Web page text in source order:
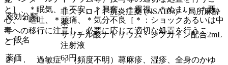
と］、＊眠気、＊不安、＊興奮、＊霧視、＊めまい、＊悪
心、＊嘔吐、＊頭痛、＊気分不良［＊：ショックあるいは中
毒への移行に注意し、必要に応じて適切な処置を行うこ
と］。
２）． 過敏症：（頻度不明）蕁麻疹、湿疹、全身のかゆ
薬効分類
非ステロイド抗炎症薬 (NSAIDs) ・局所麻酔
薬
一般名
サリチル酸ナトリウム・ジブカイン配合2mL
注射液
薬価
63円